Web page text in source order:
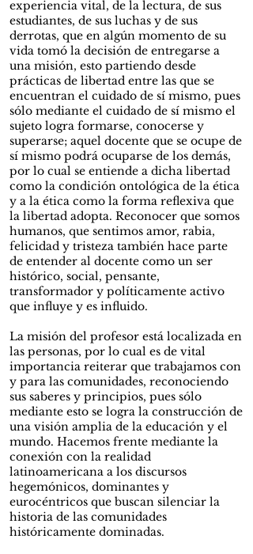
experiencia vital, de la lectura, de sus
estudiantes, de sus luchas y de sus
derrotas, que en algún momento de su
vida tomó la decisión de entregarse a
una misión, esto partiendo desde
prácticas de libertad entre las que se
encuentran el cuidado de sí mismo, pues
sólo mediante el cuidado de sí mismo el
sujeto logra formarse, conocerse y
superarse; aquel docente que se ocupe de
sí mismo podrá ocuparse de los demás,
por lo cual se entiende a dicha libertad
como la condición ontológica de la ética
y a la ética como la forma reflexiva que
la libertad adopta. Reconocer que somos
humanos, que sentimos amor, rabia,
felicidad y tristeza también hace parte
de entender al docente como un ser
histórico, social, pensante,
transformador y políticamente activo
que influye y es influido.
La misión del profesor está localizada en
las personas, por lo cual es de vital
importancia reiterar que trabajamos con
y para las comunidades, reconociendo
sus saberes y principios, pues sólo
mediante esto se logra la construcción de
una visión amplia de la educación y el
mundo. Hacemos frente mediante la
conexión con la realidad
latinoamericana a los discursos
hegemónicos, dominantes y
eurocéntricos que buscan silenciar la
historia de las comunidades
históricamente dominadas.